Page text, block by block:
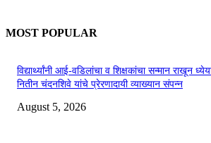
MOST POPULAR
विद्यार्थ्यांनी आई-वडिलांचा व शिक्षकांचा सन्मान राखून
नितीन चंदनशिवे यांचे प्रेरणादायी व्याख्यान संपन्न
August 5, 2026